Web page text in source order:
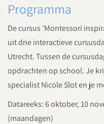
Programma
De cursus 'Montessori
uit drie interactieve
Utrecht. Tussen de
opdrachten op school. Je
specialist Nicole Slot en je
Datareeks: 6 oktober, 10
(maandagen)